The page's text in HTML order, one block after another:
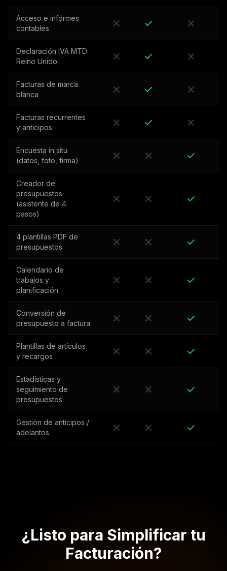
Acceso e informes
contables
Declaración IVA MTD
Reino Unido
Facturas de marca
blanca
Facturas recurrentes
y anticipos
Encuesta in situ
(datos, foto, firma)
Creador de
presupuestos
(asistente de 4
pasos)
4 plantillas PDF de
presupuestos
Calendario de
trabajos y
planificación
Conversión de
presupuesto a factura
Plantillas de artículos
y recargos
Estadísticas y
seguimiento de
presupuestos
Gestión de anticipos /
adelantos
¿Listo para Simplificar tu
Facturación?